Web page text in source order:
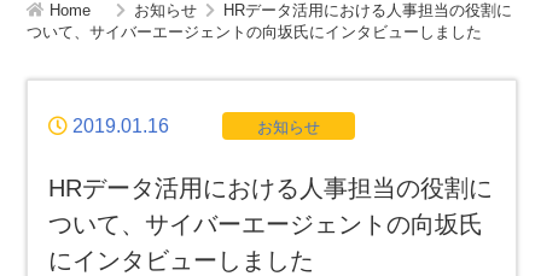
タレントインテリジェンス総研とは？
個人情報保護方針
Home お知らせ
HRデータ活用における人事担当の役割に
ついて、サイバーエージェントの向坂氏にインタビューしました
2019.01.16 お知らせ
HRデータ活用における人事担当の役割に
ついて、サイバーエージェントの向坂氏
にインタビューしました